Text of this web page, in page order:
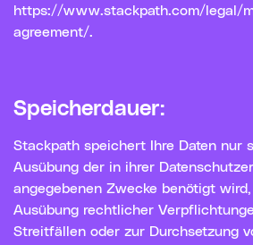
https://www.stackpath.com/legal/
agreement/.
Speicherdauer:
Stackpath speichert Ihre Daten nur
Ausübung der in ihrer
angegebenen Zwecke benötigt
Ausübung rechtlicher
Streitfällen oder zur Durchsetzung